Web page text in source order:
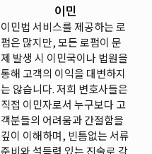
이민
이민법 서비스를 제공하는 로
펌은 많지만, 모든 로펌이 문
제 발생 시 이민국이나 법원을
통해 고객의 이익을 대변하지
는 않습니다. 저희 변호사들은
직접 이민자로서 누구보다 고
객분들의 어려움과 간절함을
깊이 이해하며, 빈틈없는 서류
준비와 설득력 있는 진술로 각